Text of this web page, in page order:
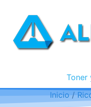
Toner
Inicio/